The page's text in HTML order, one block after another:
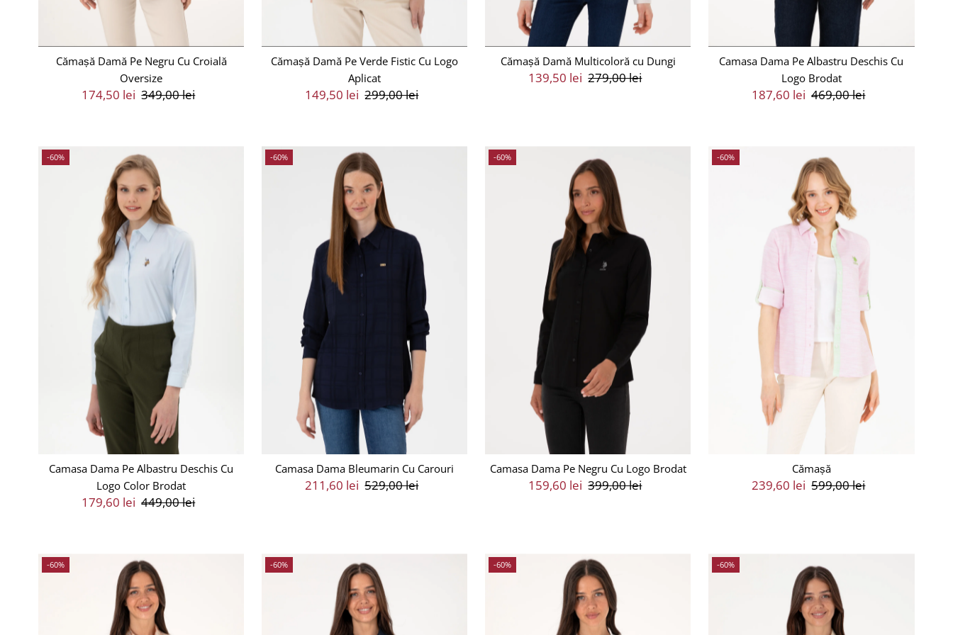
Cămașă Damă Pe Negru Cu Croială
Oversize
Preț
174,50 lei Preț
349,00 lei
Cămașă Damă Pe Verde Fistic Cu Logo
Aplicat
Preț
149,50 lei Preț
299,00 lei
Cămașă Damă Multicoloră cu Dungi
Preț
139,50 lei Preț
279,00 lei
Camasa Dama Pe Albastru Deschis Cu
Logo Brodat
Preț
187,60 lei Preț
469,00 lei
-60%
Camasa Dama Pe Albastru Deschis Cu
Logo Color Brodat
Preț
179,60 lei Preț
449,00 lei
-60%
Camasa Dama Bleumarin Cu Carouri
Preț
211,60 lei Preț
529,00 lei
-60%
Camasa Dama Pe Negru Cu Logo Brodat
Preț
159,60 lei Preț
399,00 lei
-60%
Cămașă
Preț
239,60 lei Preț
599,00 lei
-60% -60% -60% -60%